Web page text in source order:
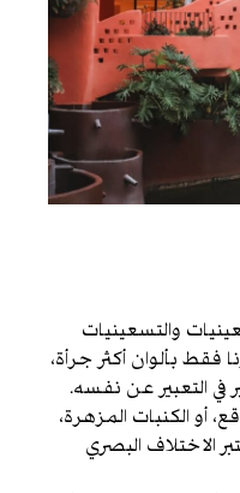
والتسعينيات
فقط بألوان أكثر جرأة،
التعبير عن نفسه.
أو الكنبات المزهرة،
الاختلاف البصري